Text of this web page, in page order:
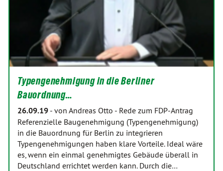
Typengenehmigung in die Berliner
Bauordnung…
26.09.19 - von Andreas Otto - Rede zum FDP-Antrag
Referenzielle Baugenehmigung (Typengenehmigung)
in die Bauordnung für Berlin zu integrieren
Typengenehmigungen haben klare Vorteile. Ideal wäre
es, wenn ein einmal genehmigtes Gebäude überall in
Deutschland errichtet werden kann. Durch die…